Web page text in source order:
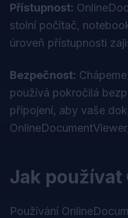
Přístupnost:
stolní počítač,
úroveň přístupnosti
Bezpečnost:
používá pokročilá
připojení, aby vaše
Jak používat
Používání